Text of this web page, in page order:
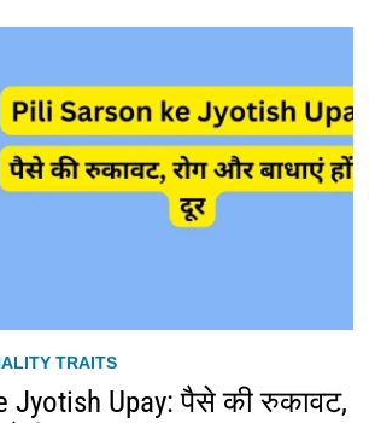
TRAITS
Jyotish Upay: पैसे की रुकावट,